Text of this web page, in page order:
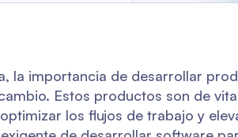
la importancia de desarrollar
Estos productos son de
los flujos de trabajo y